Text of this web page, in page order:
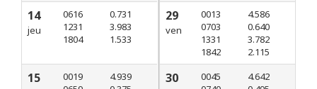
14
jeu
0616
1231
1804
0.731
3.983
1.533
15
0019
4.939
29
ven
0013
0703
1331
1842
4.586
0.640
3.782
2.115
30
0045
4.642